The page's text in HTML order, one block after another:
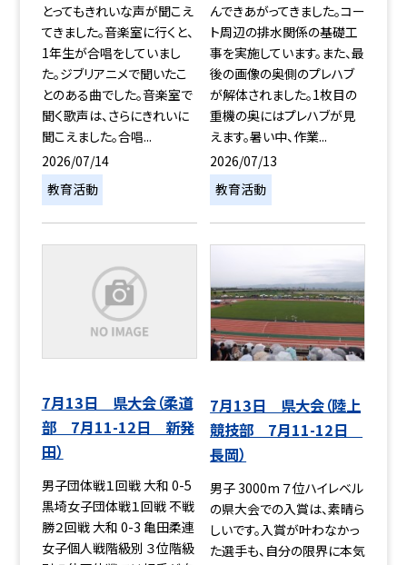
とってもきれいな声が聞こえ
てきました。音楽室に行くと、
1年生が合唱をしていまし
た。ジブリアニメで聞いたこ
とのある曲でした。音楽室で
聞く歌声は、さらにきれいに
聞こえました。合唱...
2026/07/14
教育活動
んできあがってきました。コー
ト周辺の排水関係の基礎工
事を実施しています。また、最
後の画像の奥側のプレハブ
が解体されました。1枚目の
重機の奥にはプレハブが見
えます。暑い中、作業...
2026/07/13
教育活動
7月13日 県大会（柔道
部 7月11-12日 新発
田）
男子団体戦１回戦 大和 0-5
黒埼女子団体戦１回戦 不戦
勝２回戦 大和 0-3 亀田柔連
女子個人戦階級別 ３位階級
7月13日 県大会（陸上
競技部 7月11-12日
長岡）
男子 3000m ７位ハイレベル
の県大会での入賞は、素晴ら
しいです。入賞が叶わなかっ
た選手も、自分の限界に本気